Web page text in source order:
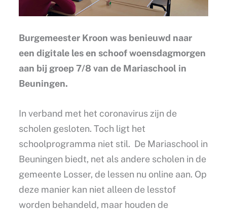
Burgemeester Kroon was benieuwd naar
een digitale les en schoof woensdagmorgen
aan bij groep 7/8 van de Mariaschool in
Beuningen.
In verband met het coronavirus zijn de
scholen gesloten. Toch ligt het
schoolprogramma niet stil. De Mariaschool in
Beuningen biedt, net als andere scholen in de
gemeente Losser, de lessen nu online aan. Op
deze manier kan niet alleen de lesstof
worden behandeld, maar houden de